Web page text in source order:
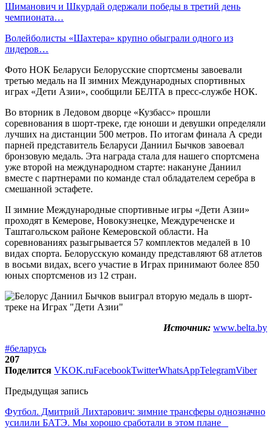
Шиманович и Шкурдай одержали победы в третий день
чемпионата…
Волейболисты «Шахтера» крупно обыграли одного из
лидеров…
Фото НОК Беларуси Белорусские спортсмены завоевали
третью медаль на II зимних Международных спортивных
играх «Дети Азии», сообщили БЕЛТА в пресс-службе НОК.
Во вторник в Ледовом дворце «Кузбасс» прошли
соревнования в шорт-треке, где юноши и девушки определяли
лучших на дистанции 500 метров. По итогам финала А среди
парней представитель Беларуси Даниил Бычков завоевал
бронзовую медаль. Эта награда стала для нашего спортсмена
уже второй на международном старте: накануне Даниил
вместе с партнерами по команде стал обладателем серебра в
смешанной эстафете.
II зимние Международные спортивные игры «Дети Азии»
проходят в Кемерове, Новокузнецке, Междуреченске и
Таштагольском районе Кемеровской области. На
соревнованиях разыгрывается 57 комплектов медалей в 10
видах спорта. Белорусскую команду представляют 68 атлетов
в восьми видах, всего участие в Играх принимают более 850
юных спортсменов из 12 стран.
Источник: www.belta.by
#беларусь
207
Поделится VKOK.ruFacebookTwitterWhatsAppTelegramViber
Предыдущая запись
Футбол. Дмитрий Лихтарович: зимние трансферы однозначно
усилили БАТЭ. Мы хорошо сработали в этом плане